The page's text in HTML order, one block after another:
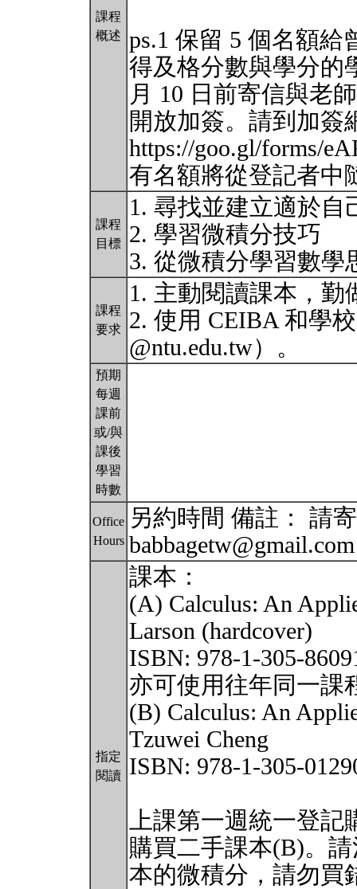
課程
概述
ps.1 保留 5 個名額
得及格分數與學分的
月 10 日前寄信與老
開放加簽。請到加簽
https://goo.gl/forms/
有名額將從登記者
課程
目標
1. 尋找並建立適於自
2. 學習微積分技巧
3. 從微積分學習數學
課程
要求
1. 主動閱讀課本，勤
2. 使用 CEIBA 和學
@ntu.edu.tw）。
預期
每週
課前
或/與
課後
學習
時數
Office
Hours
另約時間 備註： 請
指定
閱讀
課本：
(A) Calculus: An
Larson (hardcover)
ISBN: 978-1-305-
亦可使用往年同一課
(B) Calculus: An
Tzuwei Cheng
ISBN: 978-1-305-
上課第一週統一登記
購買二手課本(B)。
本的微積分，請勿買